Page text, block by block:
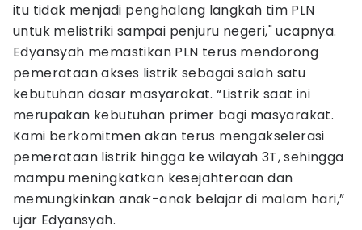
itu tidak menjadi penghalang langkah tim PLN
untuk melistriki sampai penjuru negeri," ucapnya.
Edyansyah memastikan PLN terus mendorong
pemerataan akses listrik sebagai salah satu
kebutuhan dasar masyarakat. “Listrik saat ini
merupakan kebutuhan primer bagi masyarakat.
Kami berkomitmen akan terus mengakselerasi
pemerataan listrik hingga ke wilayah 3T, sehingga
mampu meningkatkan kesejahteraan dan
memungkinkan anak-anak belajar di malam hari,”
ujar Edyansyah.